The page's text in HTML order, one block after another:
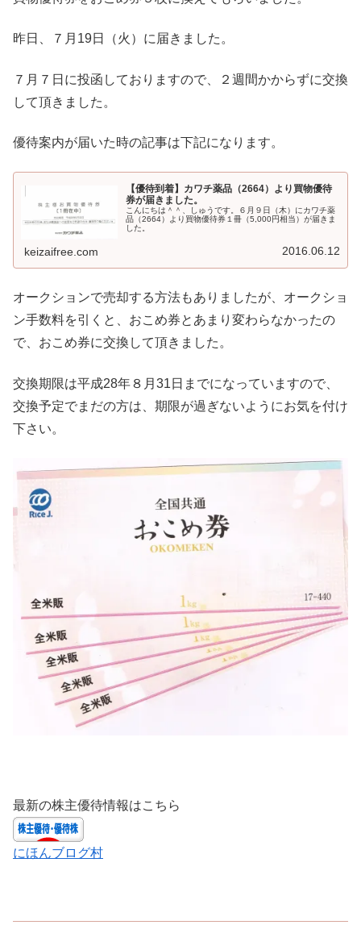
昨日、７月19日（火）に届きました。
７月７日に投函しておりますので、２週間かからずに交換
して頂きました。
優待案内が届いた時の記事は下記になります。
【優待到着】カワチ薬品（2664）より買物優待
券が届きました。
こんにちは＾＾、しゅうです。６月９日（木）にカワチ薬
品（2664）より買物優待券１冊（5,000円相当）が届きま
した。
keizaifree.com 2016.06.12
オークションで売却する方法もありましたが、オークショ
ン手数料を引くと、おこめ券とあまり変わらなかったの
で、おこめ券に交換して頂きました。
交換期限は平成28年８月31日までになっていますので、
交換予定でまだの方は、期限が過ぎないようにお気を付け
下さい。
最新の株主優待情報はこちら
にほんブログ村